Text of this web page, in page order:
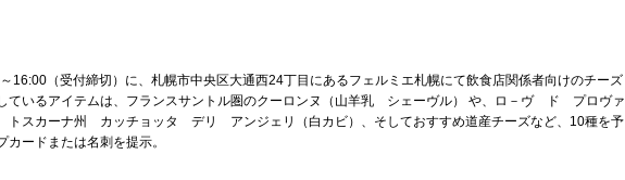
16:00（受付締切）に、札幌市中央区大通西24丁目にあるフェルミエ札幌にて飲食店関係者向けのチーズ
ているアイテムは、フランスサントル圏のクーロンヌ（山羊乳 シェーヴル） や、ロ－ヴ ド プロヴァ
トスカーナ州 カッチョッタ デリ アンジェリ（白カビ）、そしておすすめ道産チーズなど、10種を予
ードまたは名刺を提示。